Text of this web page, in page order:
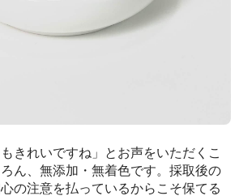
きれいですね」とお声をいただくこ
ん、無添加・無着色です。採取後の
の注意を払っているからこそ保てる